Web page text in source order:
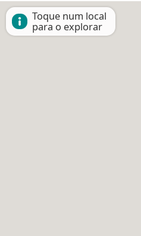
Toque num local
para o explorar